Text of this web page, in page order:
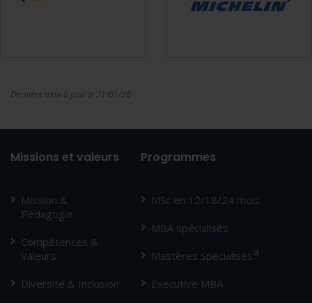
Dernière mise à jour le 21/01/26
Missions et valeurs
Mission &
Pédagogie
Compétences &
Valeurs
Diversité & Inclusion
Programmes
MSc en 12/18/24 mois
MBA spécialisés
Mastères Spécialisés®
Executive MBA